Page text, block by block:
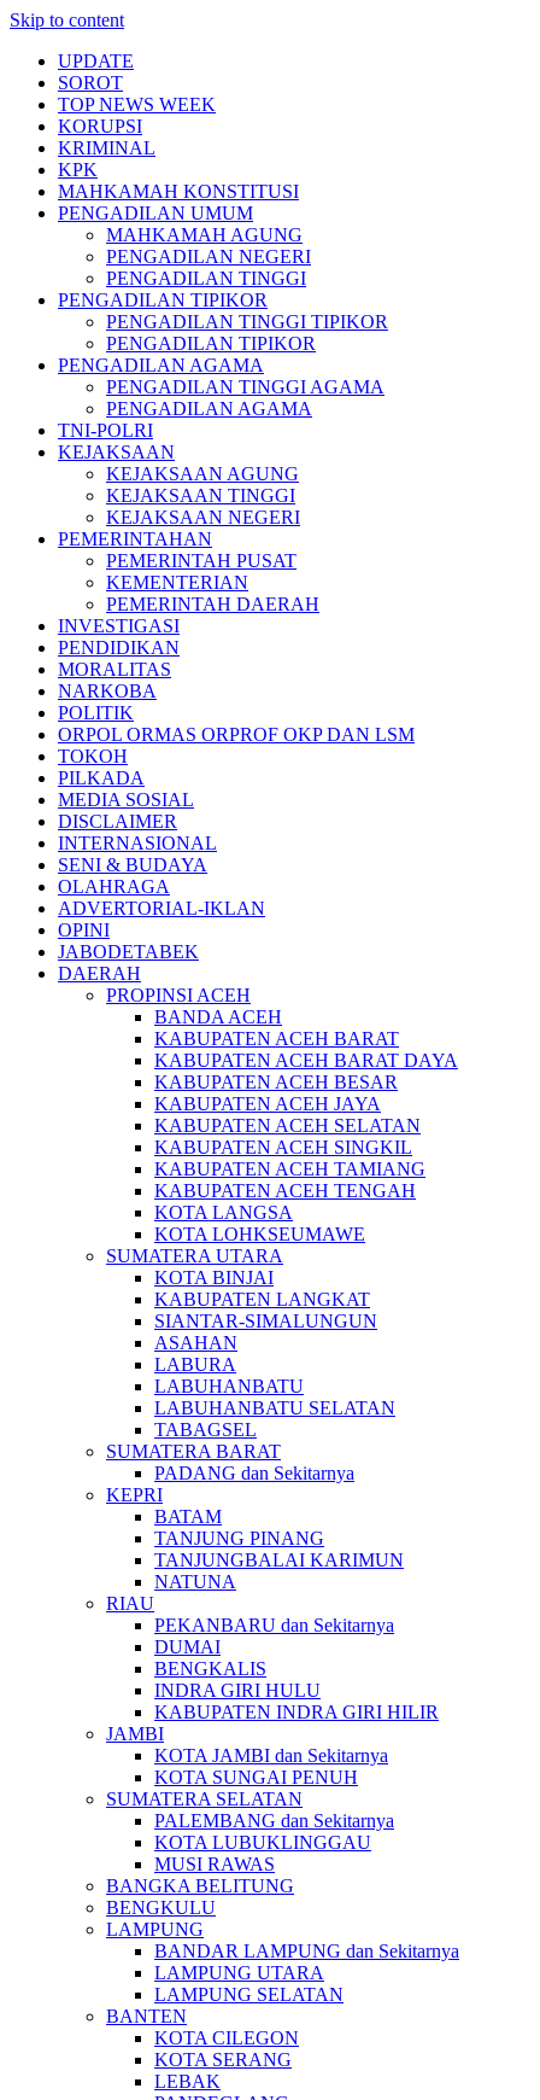
Skip to content
UPDATE
SOROT
TOP NEWS WEEK
KORUPSI
KRIMINAL
KPK
MAHKAMAH KONSTITUSI
PENGADILAN UMUM
MAHKAMAH AGUNG
PENGADILAN NEGERI
PENGADILAN TINGGI
PENGADILAN TIPIKOR
PENGADILAN TINGGI TIPIKOR
PENGADILAN TIPIKOR
PENGADILAN AGAMA
PENGADILAN TINGGI AGAMA
PENGADILAN AGAMA
TNI-POLRI
KEJAKSAAN
KEJAKSAAN AGUNG
KEJAKSAAN TINGGI
KEJAKSAAN NEGERI
PEMERINTAHAN
PEMERINTAH PUSAT
KEMENTERIAN
PEMERINTAH DAERAH
INVESTIGASI
PENDIDIKAN
MORALITAS
NARKOBA
POLITIK
ORPOL ORMAS ORPROF OKP DAN LSM
TOKOH
PILKADA
MEDIA SOSIAL
DISCLAIMER
INTERNASIONAL
SENI & BUDAYA
OLAHRAGA
ADVERTORIAL-IKLAN
OPINI
JABODETABEK
DAERAH
PROPINSI ACEH
BANDA ACEH
KABUPATEN ACEH BARAT
KABUPATEN ACEH BARAT DAYA
KABUPATEN ACEH BESAR
KABUPATEN ACEH JAYA
KABUPATEN ACEH SELATAN
KABUPATEN ACEH SINGKIL
KABUPATEN ACEH TAMIANG
KABUPATEN ACEH TENGAH
KOTA LANGSA
KOTA LOHKSEUMAWE
SUMATERA UTARA
KOTA BINJAI
KABUPATEN LANGKAT
SIANTAR-SIMALUNGUN
ASAHAN
LABURA
LABUHANBATU
LABUHANBATU SELATAN
TABAGSEL
SUMATERA BARAT
PADANG dan Sekitarnya
KEPRI
BATAM
TANJUNG PINANG
TANJUNGBALAI KARIMUN
NATUNA
RIAU
PEKANBARU dan Sekitarnya
DUMAI
BENGKALIS
INDRA GIRI HULU
KABUPATEN INDRA GIRI HILIR
JAMBI
KOTA JAMBI dan Sekitarnya
KOTA SUNGAI PENUH
SUMATERA SELATAN
PALEMBANG dan Sekitarnya
KOTA LUBUKLINGGAU
MUSI RAWAS
BANGKA BELITUNG
BENGKULU
LAMPUNG
BANDAR LAMPUNG dan Sekitarnya
LAMPUNG UTARA
LAMPUNG SELATAN
BANTEN
KOTA CILEGON
KOTA SERANG
LEBAK